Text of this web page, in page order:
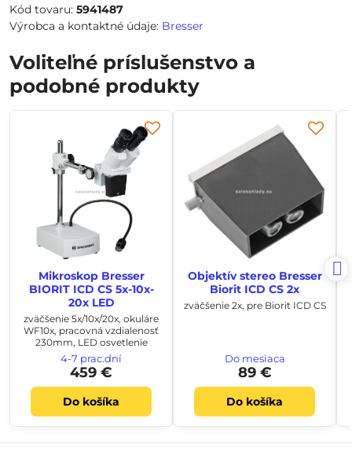
Kód tovaru: 5941487
Výrobca a kontaktné údaje: Bresser
Voliteľné príslušenstvo a
podobné produkty
Mikroskop Bresser
BIORIT ICD CS 5x-10x-
20x LED
zväčšenie 5x/10x/20x, okuláre
WF10x, pracovná vzdialenosť
230mm, LED osvetlenie
4-7 prac.dní
459 €
Do košíka
Objektív stereo Bresser
Biorit ICD CS 2x
zväčšenie 2x, pre Biorit ICD CS
Do mesiaca
89 €
Do košíka